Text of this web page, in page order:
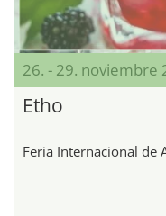
26. - 29. noviembre
Etho
Feria Internacional de